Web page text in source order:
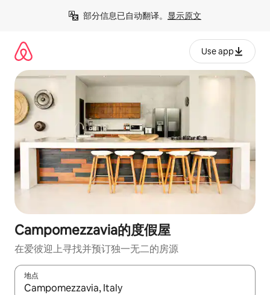
部分信息已自动翻译。 显示原文
Use app
Campomezzavia的度假屋
在爱彼迎上寻找并预订独一无二的房源
地点
如有搜索结果，请使用上下方向键查看，或通过点击或滑动手势